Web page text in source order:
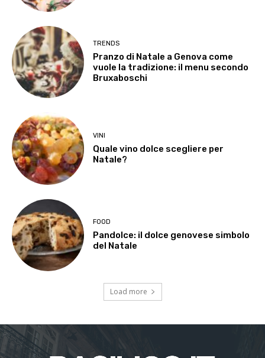
TRENDS
Pranzo di Natale a Genova come
vuole la tradizione: il menu secondo
Bruxaboschi
VINI
Quale vino dolce scegliere per
Natale?
FOOD
Pandolce: il dolce genovese simbolo
del Natale
Load more